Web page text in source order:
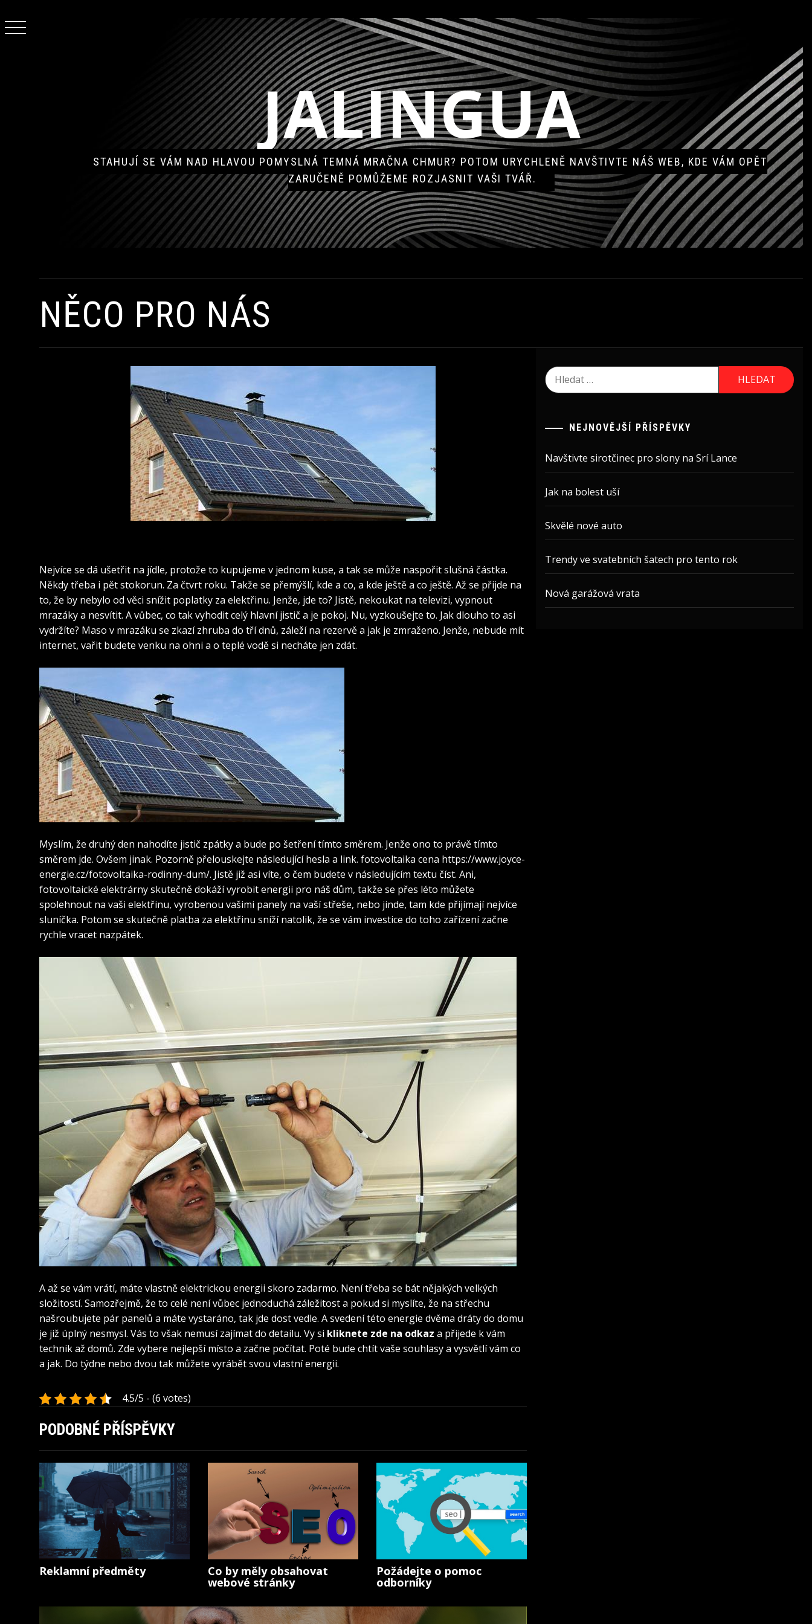
to
content
JALINGUA
STAHUJÍ SE VÁM NAD HLAVOU POMYSLNÁ TEMNÁ MRAČNA CHMUR? POTOM URYCHLENĚ NAVŠTIVTE NÁŠ WEB, KDE VÁM OPĚT
ZARUČENĚ POMŮŽEME ROZJASNIT VAŠI TVÁŘ.
NĚCO PRO NÁS
Nejvíce se dá ušetřit na jídle, protože to kupujeme v jednom kuse, a tak se může naspořit slušná částka.
Někdy třeba i pět stokorun. Za čtvrt roku. Takže se přemýšlí, kde a co, a kde ještě a co ještě. Až se přijde na
to, že by nebylo od věci snížit poplatky za elektřinu. Jenže, jde to? Jistě, nekoukat na televizi, vypnout
mrazáky a nesvítit. A vůbec, co tak vyhodit celý hlavní jistič a je pokoj. Nu, vyzkoušejte to. Jak dlouho to asi
vydržíte? Maso v mrazáku se zkazí zhruba do tří dnů, záleží na rezervě a jak je zmraženo. Jenže, nebude mít
internet, vařit budete venku na ohni a o teplé vodě si necháte jen zdát.
Myslím, že druhý den nahodíte jistič zpátky a bude po šetření tímto směrem. Jenže ono to právě tímto
směrem jde. Ovšem jinak. Pozorně přelouskejte následující hesla a link. fotovoltaika cena https://www.joyce-
energie.cz/fotovoltaika-rodinny-dum/. Jistě již asi víte, o čem budete v následujícím textu číst. Ani,
fotovoltaické elektrárnyskutečně dokáží vyrobit energii pro náš dům, takže se přes léto můžete
spolehnout na vaši elektřinu, vyrobenou vašimi panely na vaší střeše, nebo jinde, tam kde přijímají nejvíce
sluníčka. Potom se skutečně platba za elektřinu sníží natolik, že se vám investice do toho zařízení začne
rychle vracet nazpátek.
A až se vám vrátí, máte vlastně elektrickou energii skoro zadarmo. Není třeba se bát nějakých velkých
složitostí. Samozřejmě, že to celé není vůbec jednoduchá záležitost a pokud si myslíte, že na střechu
našroubujete pár panelů a máte vystaráno, tak jde dost vedle. A svedení této energie dvěma dráty do domu
je již úplný nesmysl. Vás to však nemusí zajímat do detailu. Vy si kliknete zde na odkaz a přijede k vám
technik až domů. Zde vybere nejlepší místo a začne počítat. Poté bude chtít vaše souhlasy a vysvětlí vám co
a jak. Do týdne nebo dvou tak můžete vyrábět svou vlastní energii.
4.5/5 - (6 votes)
PODOBNÉ PŘÍSPĚVKY
Reklamní předměty Co by měly obsahovat
webové stránky
Požádejte o pomoc
odborníky
Vyhledávání
NEJNOVĚJŠÍ PŘÍSPĚVKY
Navštivte sirotčinec pro slony na Srí Lance
Jak na bolest uší
Skvělé nové auto
Trendy ve svatebních šatech pro tento rok
Nová garážová vrata